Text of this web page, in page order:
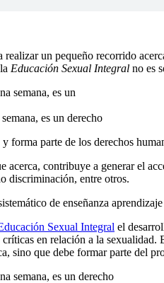
realizar un pequeño recorrido
Educación Sexual Integral no es
es un derecho
forma parte de los derechos
acerca, contribuye a generar el
discriminación, entre otros.
de enseñanza aprendizaje
Sexual Integral el
críticas en relación a la
sino que debe formar parte del